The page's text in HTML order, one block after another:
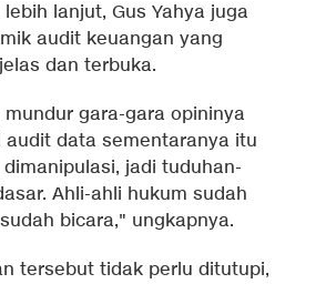
lanjut, Gus Yahya juga
audit keuangan yang
dan terbuka.
gara-gara opininya
audit data sementaranya itu
jadi tuduhan-
Ahli-ahli hukum sudah
bicara," ungkapnya.
tersebut tidak perlu ditutupi,